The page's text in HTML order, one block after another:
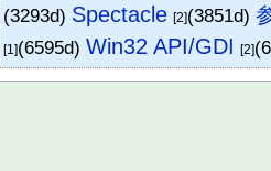
(3293d) Spectacle [2](3851d)
[1](6595d)Win32 API/GDI [2]